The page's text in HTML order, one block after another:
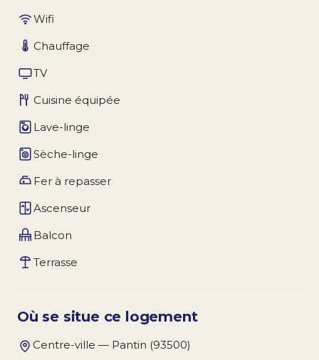
Wifi
Chauffage
TV
Cuisine équipée
Lave-linge
Sèche-linge
Fer à repasser
Ascenseur
Balcon
Terrasse
Où se situe ce logement
Centre-ville — Pantin (93500)